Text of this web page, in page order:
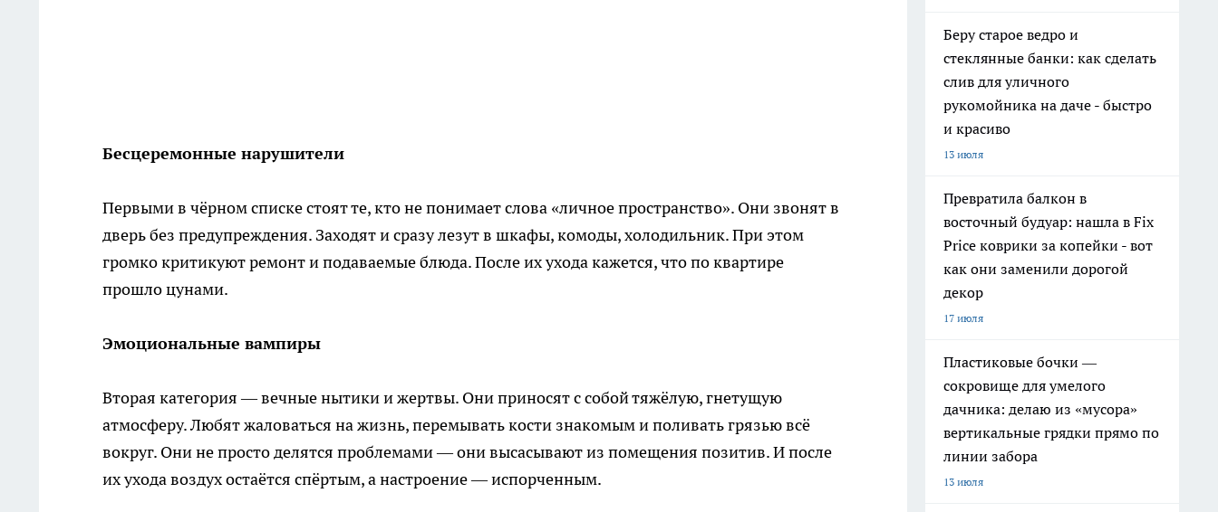
Бесцеремонные нарушители
Первыми в чёрном списке стоят те, кто не понимает слова «личное пространство». Они звонят в
дверь без предупреждения. Заходят и сразу лезут в шкафы, комоды, холодильник. При этом
громко критикуют ремонт и подаваемые блюда. После их ухода кажется, что по квартире
прошло цунами.
Эмоциональные вампиры
Вторая категория — вечные нытики и жертвы. Они приносят с собой тяжёлую, гнетущую
атмосферу. Любят жаловаться на жизнь, перемывать кости знакомым и поливать грязью всё
вокруг. Они не просто делятся проблемами — они высасывают из помещения позитив. И после
их ухода воздух остаётся спёртым, а настроение — испорченным.
Беру старое ведро и
стеклянные банки: как сделать
слив для уличного
рукомойника на даче - быстро
и красиво
13 июля
Превратила балкон в
восточный будуар: нашла в Fix
Price коврики за копейки - вот
как они заменили дорогой
декор
17 июля
Пластиковые бочки —
сокровище для умелого
дачника: делаю из «мусора»
вертикальные грядки прямо по
линии забора
13 июля